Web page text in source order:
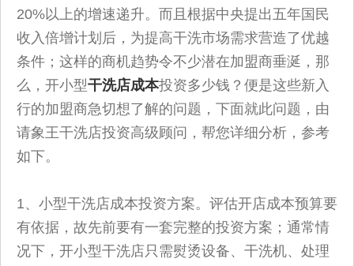
20%以上的增速递升。而且根据中央提出五年国民
收入倍增计划后，为提高干洗市场需求营造了优越
条件；这样的商机趋势令不少潜在加盟商垂涎，那
么，开小型干洗店成本投资多少钱？便是这些新入
行的加盟商急切想了解的问题，下面就此问题，由
请象王干洗店投资高级顾问，帮您详细分析，参考
如下。
1、小型干洗店成本投资方案。评估开店成本预算要
有依据，故先前要有一套完整的投资方案；通常情
况下，开小型干洗店只需熨烫设备、干洗机、处理